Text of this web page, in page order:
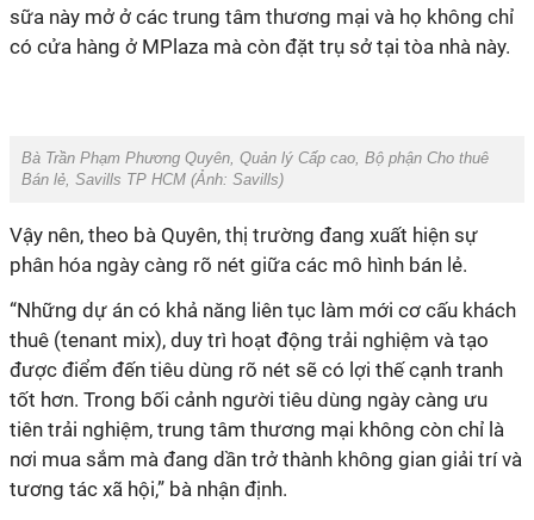
sữa này mở ở các trung tâm thương mại và họ không chỉ
có cửa hàng ở MPlaza mà còn đặt trụ sở tại tòa nhà này.
Bà Trần Phạm Phương Quyên, Quản lý Cấp cao, Bộ phận Cho thuê
Bán lẻ, Savills TP HCM (Ảnh: Savills)
Vậy nên, theo bà Quyên, thị trường đang xuất hiện sự
phân hóa ngày càng rõ nét giữa các mô hình bán lẻ.
“Những dự án có khả năng liên tục làm mới cơ cấu khách
thuê (tenant mix), duy trì hoạt động trải nghiệm và tạo
được điểm đến tiêu dùng rõ nét sẽ có lợi thế cạnh tranh
tốt hơn. Trong bối cảnh người tiêu dùng ngày càng ưu
tiên trải nghiệm, trung tâm thương mại không còn chỉ là
nơi mua sắm mà đang dần trở thành không gian giải trí và
tương tác xã hội,” bà nhận định.